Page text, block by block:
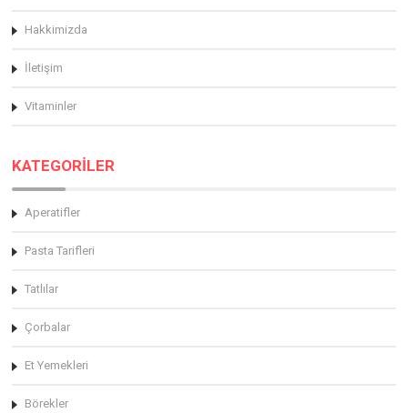
Hakkimizda
İletişim
Vitaminler
KATEGORİLER
Aperatifler
Pasta Tarifleri
Tatlılar
Çorbalar
Et Yemekleri
Börekler